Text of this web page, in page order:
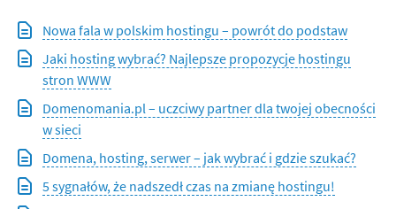
Nowa fala w polskim hostingu – powrót do podstaw
Jaki hosting wybrać? Najlepsze propozycje hostingu
stron WWW
Domenomania.pl – uczciwy partner dla twojej obecności
w sieci
Domena, hosting, serwer – jak wybrać i gdzie szukać?
5 sygnałów, że nadszedł czas na zmianę hostingu!